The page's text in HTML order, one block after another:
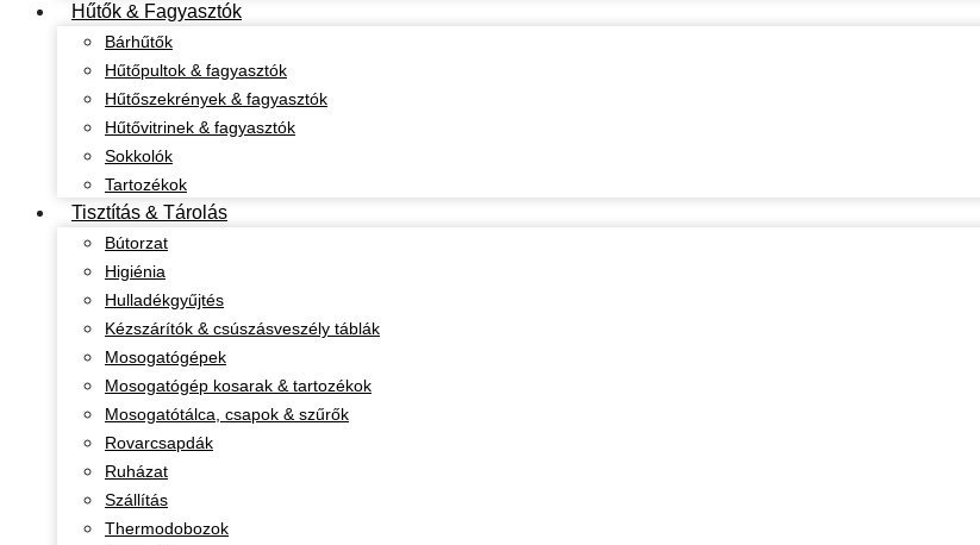
Hűtők & Fagyasztók
Bárhűtők
Hűtőpultok & fagyasztók
Hűtőszekrények & fagyasztók
Hűtővitrinek & fagyasztók
Sokkolók
Tartozékok
Tisztítás & Tárolás
Bútorzat
Higiénia
Hulladékgyűjtés
Kézszárítók & csúszásveszély táblák
Mosogatógépek
Mosogatógép kosarak & tartozékok
Mosogatótálca, csapok & szűrők
Rovarcsapdák
Ruházat
Szállítás
Thermodobozok